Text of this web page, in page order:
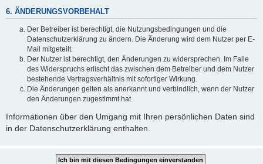
6. ÄNDERUNGSVORBEHALT
Der Betreiber ist berechtigt, die Nutzungsbedingungen und die
Datenschutzerklärung zu ändern. Die Änderung wird dem Nutzer per E-
Mail mitgeteilt.
Der Nutzer ist berechtigt, den Änderungen zu widersprechen. Im Falle
des Widerspruchs erlischt das zwischen dem Betreiber und dem Nutzer
bestehende Vertragsverhältnis mit sofortiger Wirkung.
Die Änderungen gelten als anerkannt und verbindlich, wenn der Nutzer
den Änderungen zugestimmt hat.
Informationen über den Umgang mit Ihren persönlichen Daten sind
in der Datenschutzerklärung enthalten.